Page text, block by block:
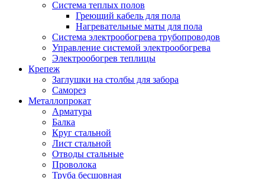
Система теплых полов
Греющий кабель для пола
Нагревательные маты для пола
Система электрообогрева трубопроводов
Управление системой электрообогрева
Электрообогрев теплицы
Крепеж
Заглушки на столбы для забора
Саморез
Металлопрокат
Арматура
Балка
Круг стальной
Лист стальной
Отводы стальные
Проволока
Труба бесшовная